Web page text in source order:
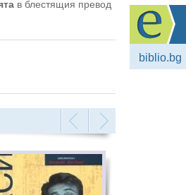
в блестящия превод
biblio.bg